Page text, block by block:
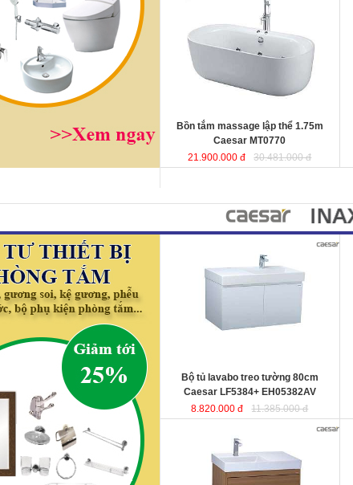
được sản xuất từ
sợi nhựa tổng hợp Acrylic có độ bền
cao, không bị ngả màu, chịu được
mọi nguồn nước, khó bể vỡ. Bề mặt
láng mịn dễ dàng vệ sinh.
Kích thước: 175x80x60 cm.
Bồn tắm massage lập thể 1.75m
Caesar MT0770
21.900.000 đ
30.481.000 đ
Caesar LF5384+ EH05382AV
thiết kế đầy cảm hứng và sáng tạo
theo phong cách tối giản hiện đại.
không gian phòng tắm.
Bộ tủ lavabo treo tường 80cm
Caesar LF5384+ EH05382AV
8.820.000 đ
11.385.000 đ
Caesar LF5382-
EH05382DWV đ
ược thiết kế đầy cảm
hứng và sáng tạo theo phong cách